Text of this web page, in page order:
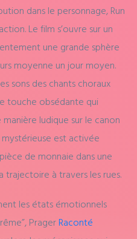
dans le personnage, Run
Le film s’ouvre sur un
une grande sphère
moyenne un jour moyen.
sons des chants choraux
touche obsédante qui
ludique sur le canon
mystérieuse est activée
de monnaie dans une
trajectoire à travers les rues.
les états émotionnels
PragerRaconté